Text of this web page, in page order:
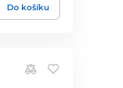
Do košíku